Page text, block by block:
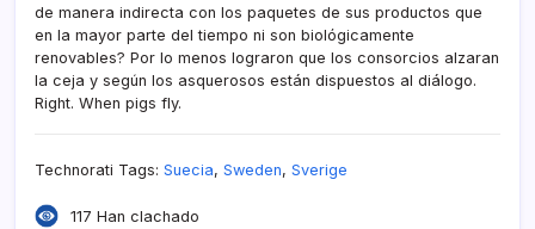
de manera indirecta con los paquetes de sus productos que
en la mayor parte del tiempo ni son biológicamente
renovables? Por lo menos lograron que los consorcios alzaran
la ceja y según los asquerosos están dispuestos al diálogo.
Right. When pigs fly.
Technorati Tags: Suecia, Sweden, Sverige
117 Han clachado